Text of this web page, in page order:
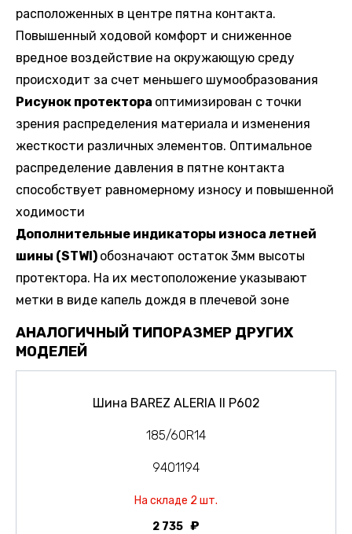
расположенных в центре пятна контакта.
Повышенный ходовой комфорт и сниженное
вредное воздействие на окружающую среду
происходит за счет меньшего шумообразования
Рисунок протектора оптимизирован с точки
зрения распределения материала и изменения
жесткости различных элементов. Оптимальное
распределение давления в пятне контакта
способствует равномерному износу и повышенной
ходимости
Дополнительные индикаторы износа летней
шины (STWI) обозначают остаток 3мм высоты
протектора. На их местоположение указывают
метки в виде капель дождя в плечевой зоне
АНАЛОГИЧНЫЙ ТИПОРАЗМЕР ДРУГИХ
МОДЕЛЕЙ
Шина BAREZ ALERIA II P602
185/60R14
9401194
На складе 2 шт.
2 735